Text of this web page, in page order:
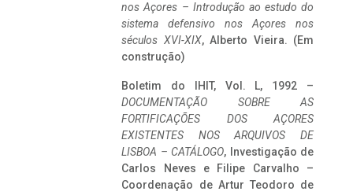
nos Açores – Introdução ao estudo do
sistema defensivo nos Açores nos
séculos XVI-XIX, Alberto Vieira. (Em
construção)
Boletim do IHIT, Vol. L, 1992 –
DOCUMENTAÇÃO SOBRE AS
FORTIFICAÇÕES DOS AÇORES
EXISTENTES NOS ARQUIVOS DE
LISBOA – CATÁLOGO, Investigação de
Carlos Neves e Filipe Carvalho –
Coordenação de Artur Teodoro de